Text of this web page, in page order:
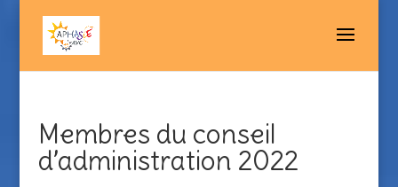
Membres du conseil
d’administration 2022